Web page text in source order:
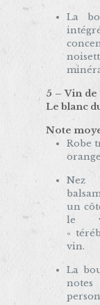
La
5 – Vin
Le blanc
Note
Robe
Nez
un
le
«
vin.
La
notes